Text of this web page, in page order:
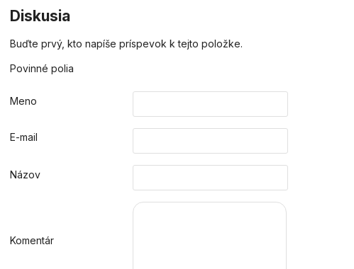
Diskusia
Buďte prvý, kto napíše príspevok k tejto položke.
Povinné polia
Meno
E-mail
Názov
Komentár